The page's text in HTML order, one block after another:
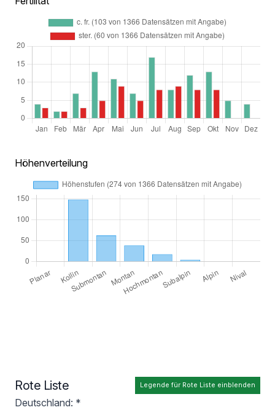
Höhenverteilung
Legende für Rote Liste einblenden
Rote Liste
Deutschland: *